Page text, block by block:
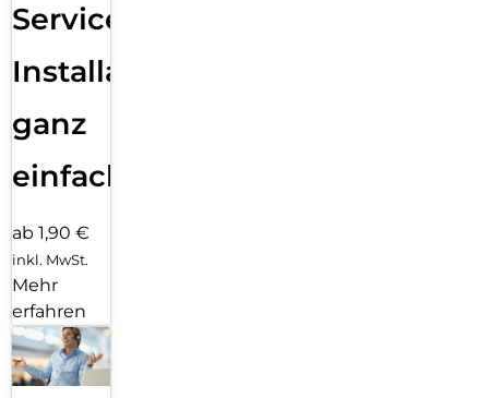
Services
Installation
ganz
einfach
ab 1,90 €
inkl. MwSt.
Mehr
erfahren